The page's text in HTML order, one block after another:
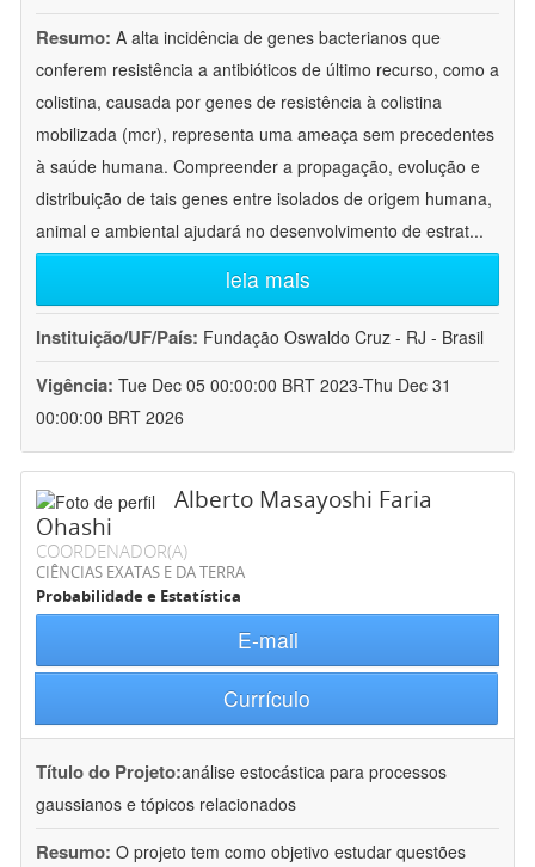
Resumo: A alta incidência de genes bacterianos que
conferem resistência a antibióticos de último recurso, como a
colistina, causada por genes de resistência à colistina
mobilizada (mcr), representa uma ameaça sem precedentes
à saúde humana. Compreender a propagação, evolução e
distribuição de tais genes entre isolados de origem humana,
animal e ambiental ajudará no desenvolvimento de estrat...
leia mais
Instituição/UF/País: Fundação Oswaldo Cruz - RJ - Brasil
Vigência: Tue Dec 05 00:00:00 BRT 2023-Thu Dec 31
00:00:00 BRT 2026
Alberto Masayoshi Faria
Ohashi
COORDENADOR(A)
CIÊNCIAS EXATAS E DA TERRA
Probabilidade e Estatística
E-mail
Currículo
Título do Projeto:análise estocástica para processos
gaussianos e tópicos relacionados
Resumo: O projeto tem como objetivo estudar questões